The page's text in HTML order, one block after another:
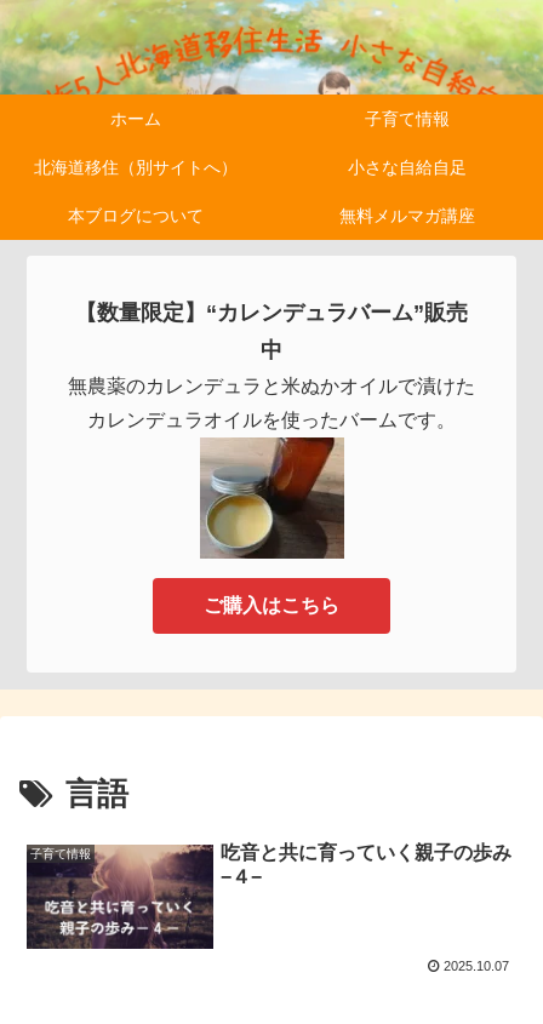
ホーム 子育て情報
北海道移住（別サイトへ） 小さな自給自足
本ブログについて 無料メルマガ講座
【数量限定】“カレンデュラバーム”販売
中
無農薬のカレンデュラと米ぬかオイルで漬けた
カレンデュラオイルを使ったバームです。
ご購入はこちら
言語
子育て情報
吃音と共に育っていく親子の歩み
−４−
2025.10.07